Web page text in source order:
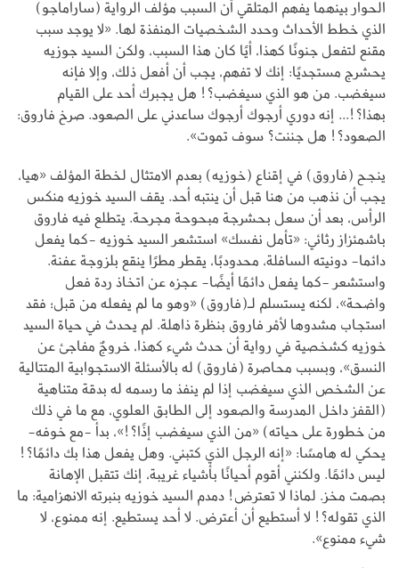
الحوار بينهما يفهم المتلقي أن السبب مؤلف الرواية (ساراماجو)
الذي خطط الأحداث وحدد الشخصيات المنفذة لها. «لا يوجد سبب
مقنع لتفعل جنونًا كهذا، أيًا كان هذا السبب، ولكن السيد جوزيه
يحشرج مستجديًا: إنك لا تفهم، يجب أن أفعل ذلك، وإلا فإنه
سيغضب. من هو الذي سيغضب؟! هل يجبرك أحد على القيام
بهذا؟!... إنه دوري أرجوك أرجوك ساعدني على الصعود. صرخ فاروق:
الصعود؟! هل جننت؟ سوف تموت».
ينجح (فاروق) في إقناع (خوزيه) بعدم الامتثال لخطة المؤلف «هيا،
يجب أن نذهب من هنا قبل أن ينتبه أحد. يقف السيد خوزيه منكس
الرأس، بعد أن سعل بحشرجة مبحوحة مجرحة. يتطلع فيه فاروق
باشمئزاز رثائي: «تأمل نفسك» استشعر السيد خوزيه -كما يفعل
دائما- دونيته السافلة، محدودبًا، يقطر مطرًا ينقع بلزوجة عفنة.
واستشعر -كما يفعل دائمًا أيضًا- عجزه عن اتخاذ ردة فعل
واضحة»، لكنه يستسلم لـ(فاروق) «وهو ما لم يفعله من قبل؛ فقد
استجاب مشدوها لأمْر فاروق بنظرة ذاهلة. لم يحدث في حياة السيد
خوزيه كشخصية في رواية أن حدث شيء كهذا، خروجٌ مفاجئ عن
النسق»، وبسبب محاصرة (فاروق) له بالأسئلة الاستجوابية المتتالية
عن الشخص الذي سيغضب إذا لم ينفذ ما رسمه له بدقة متناهية
(القفز داخل المدرسة والصعود إلى الطابق العلوي، مع ما في ذلك
من خطورة على حياته) «من الذي سيغضب إذًا؟!»، بدأ -مع خوفه-
يحكي له هامسًا: «إنه الرجل الذي كتبني. وهل يفعل هذا بك دائمًا؟!
ليس دائمًا. ولكنني أقوم أحيانًا بأشياء غريبة، إنك تتقبل الإهانة
بصمت مخز. لماذا لا تعترض! دمدم السيد خوزيه بنبرته الانهزامية: ما
الذي تقوله؟! لا أستطيع أن أعترض. لا أحد يستطيع. إنه ممنوع، لا
شيء ممنوع».